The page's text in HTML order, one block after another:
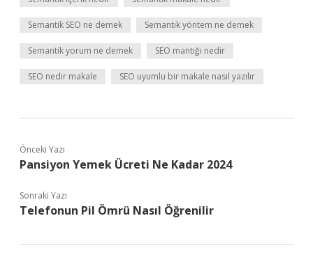
Semantik SEO ne demek Semantik yöntem ne demek
Semantik yorum ne demek SEO mantığı nedir
SEO nedir makale SEO uyumlu bir makale nasıl yazılır
Önceki Yazı
Pansiyon Yemek Ücreti Ne Kadar 2024
Sonraki Yazı
Telefonun Pil Ömrü Nasıl Öğrenilir